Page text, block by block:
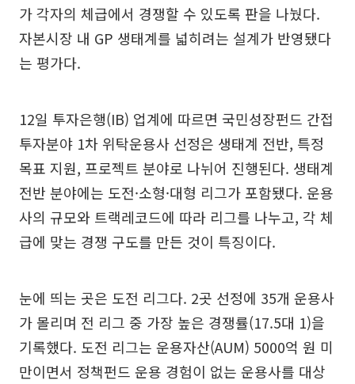
가 각자의 체급에서 경쟁할 수 있도록 판을 나눴다.
자본시장 내 GP 생태계를 넓히려는 설계가 반영됐다
는 평가다.
12일 투자은행(IB) 업계에 따르면 국민성장펀드 간접
투자분야 1차 위탁운용사 선정은 생태계 전반, 특정
목표 지원, 프로젝트 분야로 나뉘어 진행된다. 생태계
전반 분야에는 도전·소형·대형 리그가 포함됐다. 운용
사의 규모와 트랙레코드에 따라 리그를 나누고, 각 체
급에 맞는 경쟁 구도를 만든 것이 특징이다.
눈에 띄는 곳은 도전 리그다. 2곳 선정에 35개 운용사
가 몰리며 전 리그 중 가장 높은 경쟁률(17.5대 1)을
기록했다. 도전 리그는 운용자산(AUM) 5000억 원 미
만이면서 정책펀드 운용 경험이 없는 운용사를 대상